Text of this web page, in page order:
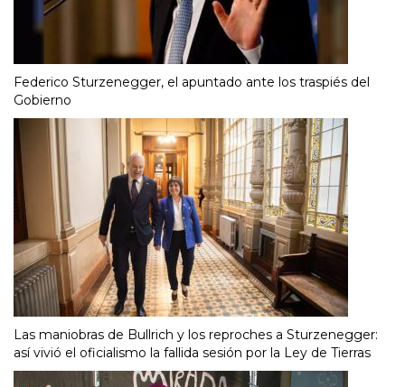
Federico Sturzenegger, el apuntado ante los traspiés del
Gobierno
Las maniobras de Bullrich y los reproches a Sturzenegger:
así vivió el oficialismo la fallida sesión por la Ley de Tierras